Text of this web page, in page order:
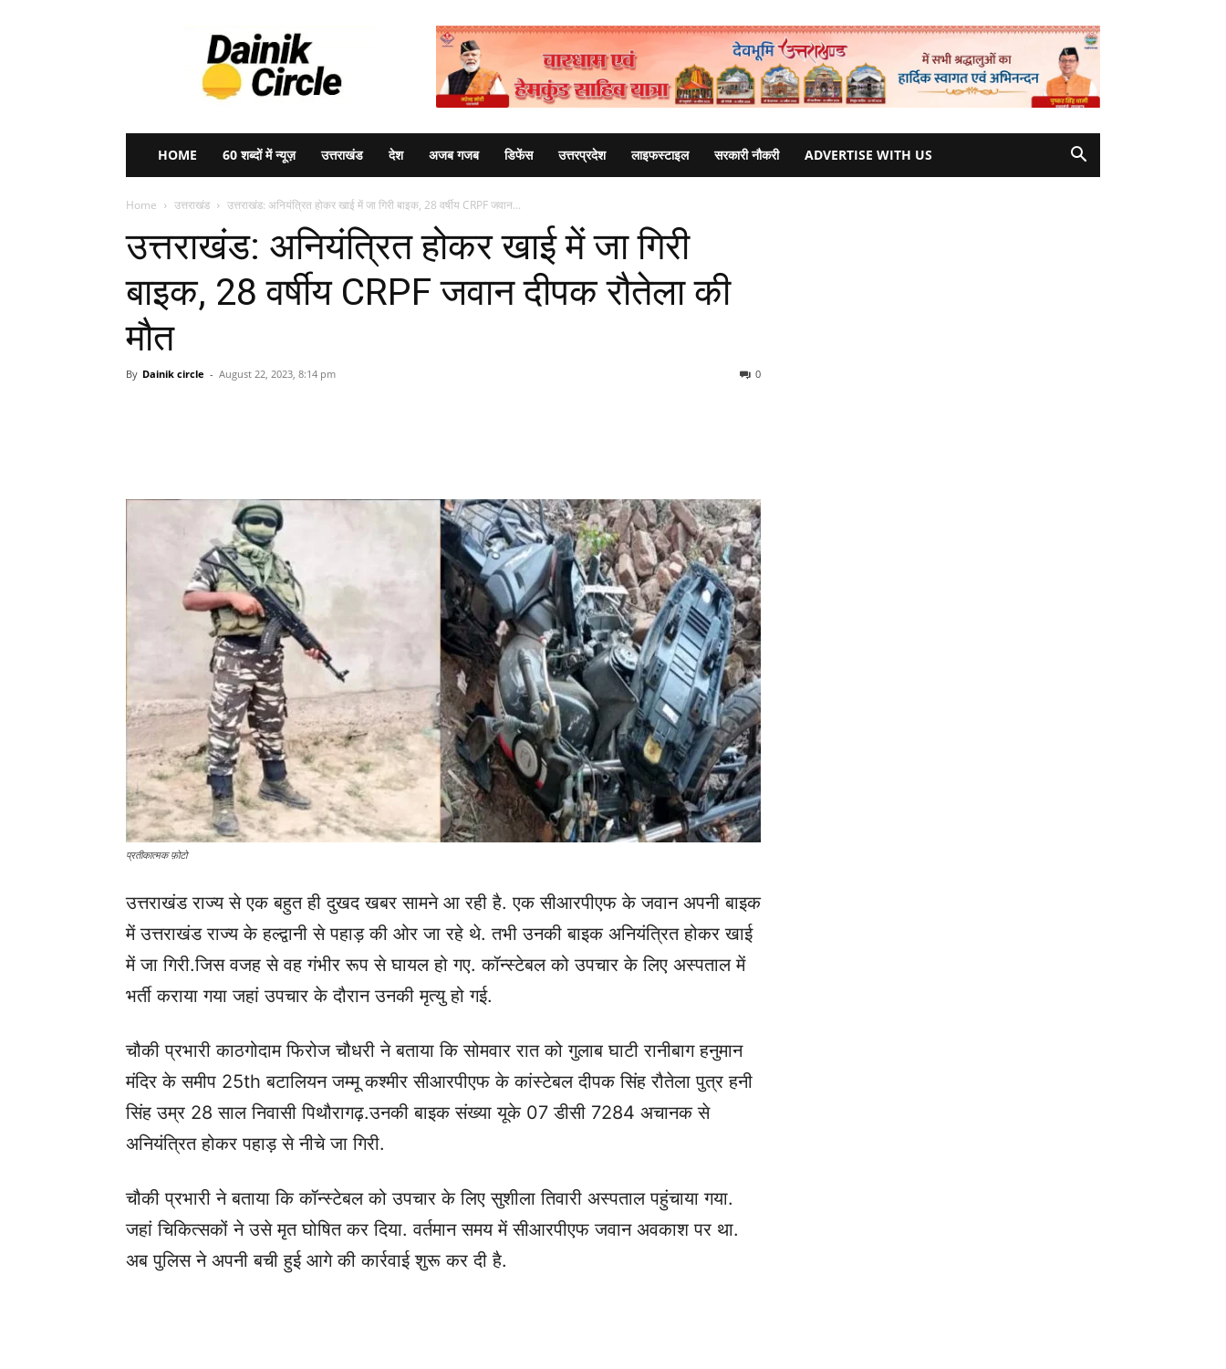
HOME 60 शब्दों में न्यूज़ उत्तराखंड देश अजब गजब डिफेंस उत्तरप्रदेश लाइफस्टाइल सरकारी नौकरी ADVERTISE WITH US
Home उत्तराखंड उत्तराखंड: अनियंत्रित होकर खाई में जा गिरी बाइक, 28 वर्षीय CRPF जवान...
उत्तराखंड: अनियंत्रित होकर खाई में जा गिरी
बाइक, 28 वर्षीय CRPF जवान दीपक रौतेला की
मौत
By Dainik circle - August 22, 2023, 8:14 pm 0
प्रतीकात्मक फ़ोटो
उत्तराखंड राज्य से एक बहुत ही दुखद खबर सामने आ रही है. एक सीआरपीएफ के जवान अपनी बाइक
में उत्तराखंड राज्य के हल्द्वानी से पहाड़ की ओर जा रहे थे. तभी उनकी बाइक अनियंत्रित होकर खाई
में जा गिरी.जिस वजह से वह गंभीर रूप से घायल हो गए.कॉन्स्टेबल को उपचार के लिए अस्पताल में
भर्ती कराया गया जहां उपचार के दौरान उनकी मृत्यु हो गई.
चौकी प्रभारी काठगोदाम फिरोज चौधरी ने बताया कि सोमवार रात को गुलाब घाटी रानीबाग हनुमान
मंदिर के समीप 25th बटालियन जम्मू कश्मीर सीआरपीएफ के कांस्टेबल दीपक सिंह रौतेला पुत्र हनी
सिंह उम्र 28 साल निवासी पिथौरागढ़.उनकी बाइक संख्या यूके 07 डीसी 7284 अचानक से
अनियंत्रित होकर पहाड़ से नीचे जा गिरी.
चौकी प्रभारी ने बताया कि कॉन्स्टेबल को उपचार के लिए सुशीला तिवारी अस्पताल पहुंचाया गया.
जहां चिकित्सकों ने उसे मृत घोषित कर दिया. वर्तमान समय में सीआरपीएफ जवान अवकाश पर था.
अब पुलिस ने अपनी बची हुई आगे की कार्रवाई शुरू कर दी है.